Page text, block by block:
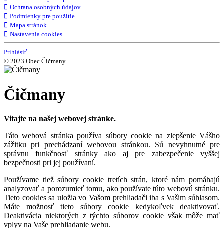
Ochrana osobných údajov
Podmienky pre použitie
Mapa stránok
Nastavenia cookies
Prihlásiť
© 2023 Obec Čičmany
Čičmany
Vitajte na našej webovej stránke.
Táto webová stránka používa súbory cookie na zlepšenie Vášho
zážitku pri prechádzaní webovou stránkou. Sú nevyhnutné pre
správnu funkčnosť stránky ako aj pre zabezpečenie vyššej
bezpečnosti pri jej používaní.
Používame tiež súbory cookie tretích strán, ktoré nám pomáhajú
analyzovať a porozumieť tomu, ako používate túto webovú stránku.
Tieto cookies sa uložia vo Vašom prehliadači iba s Vašim súhlasom.
Máte možnosť tieto súbory cookie kedykoľvek deaktivovať.
Deaktivácia niektorých z týchto súborov cookie však môže mať
vplyv na Vaše prehliadanie webu.